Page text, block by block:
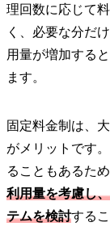
理回数に応じて
く、必要な分だ
用量が増加する
ます。
固定料金制は、
がメリットです
ることもあるた
利用量を考慮し
テムを検討する